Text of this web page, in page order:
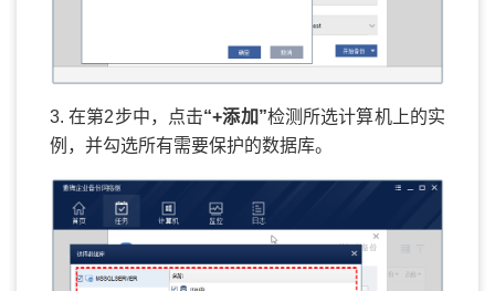
3. 在第2步中，点击“+添加”检测所选计算机上的实
例，并勾选所有需要保护的数据库。